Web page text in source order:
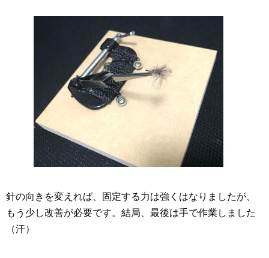
針の向きを変えれば、固定する力は強くはなりましたが、
もう少し改善が必要です。結局、最後は手で作業しました
（汗）